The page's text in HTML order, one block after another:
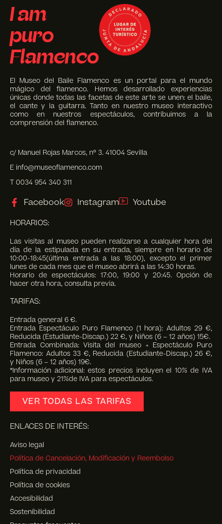
I am
puro
Flamenco
El Museo del Baile Flamenco es un portal para el mundo
mágico del flamenco. Hemos desarrollado experiencias
únicas donde todas las facetas de este arte se unen: el baile,
el cante y la guitarra. Tanto en nuestro museo interactivo
como en nuestros espectáculos, contribuimos a la
comprensión del flamenco.
c/ Manuel Rojas Marcos, nº 3. 41004 Sevilla
E info@museoflamenco.com
T 0034 954 340 311
Facebook Instagram Youtube
HORARIOS:
Las visitas al museo pueden realizarse a cualquier hora del
día de la estipulada en su entrada, siempre en horario de
10:00-18:45(última entrada a las 18:00), excepto el primer
lunes de cada mes que el museo abrirá a las 14:30 horas.
Horario de espectáculos: 17:00, 19:00 y 20:45. Opción de
hacer otra hora, consulta previa.
TARIFAS:
Entrada general 6 €.
Entrada Espectáculo Puro Flamenco (1 hora): Adultos 29 €,
Reducida (Estudiante-Discap.) 22 €, y Niños (6 – 12 años) 15€.
Entrada Combinada: Visita del museo + Espectáculo Puro
Flamenco: Adultos 33 €, Reducida (Estudiante-Discap.) 26 €,
y Niños (6 – 12 años) 19€.
*Información adicional: estos precios incluyen el 10% de IVA
para museo y 21%de IVA para espectáculos.
VER TODAS LAS TARIFAS
ENLACES DE INTERÉS:
Aviso legal
Política de Cancelación, Modificación y Reembolso
Política de privacidad
Política de cookies
Accesibilidad
Sostenibilidad